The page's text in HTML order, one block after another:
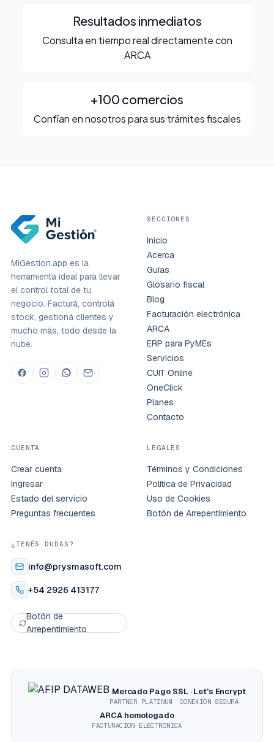
Resultados inmediatos
Consulta en tiempo real directamente con
ARCA
+100 comercios
Confían en nosotros para sus trámites fiscales
MiGestion.app es la
herramienta ideal para llevar
el control total de tu
negocio. Facturá, controlá
stock, gestioná clientes y
mucho más, todo desde la
nube.
SECCIONES
Inicio
Acerca
Guías
Glosario fiscal
Blog
Facturación electrónica
ARCA
ERP para PyMEs
Servicios
CUIT Online
OneClick
Planes
Contacto
CUENTA
Crear cuenta
Ingresar
Estado del servicio
Preguntas frecuentes
LEGALES
Términos y Condiciones
Política de Privacidad
Uso de Cookies
Botón de Arrepentimiento
¿TENÉS DUDAS?
info@prysmasoft.com
+54 2926 413177
Botón de
Arrepentimiento
Mercado Pago
PARTNER PLATINUM
SSL · Let's Encrypt
CONEXIÓN SEGURA
ARCA homologado
FACTURACIÓN ELECTRÓNICA